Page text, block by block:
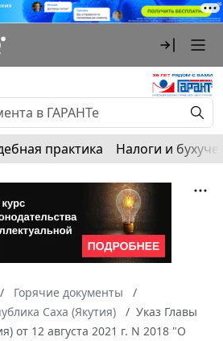
практика Налоги и
Горячие документы
Саха (Якутия)
Указ Главы
от 12 августа 2021 г. N 2018 "О